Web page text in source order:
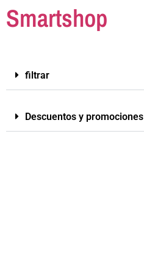
Smartshop
filtrar
Descuentos y promociones